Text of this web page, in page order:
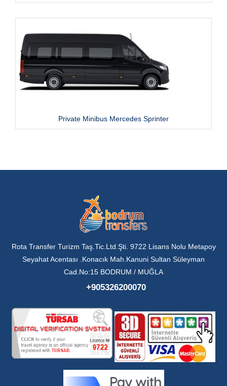
Private Minibus Mercedes Sprinter
Rota Transfer Turizm Taş.Tic.Ltd.Şti. 9722 Lisans Nolu Metapoy
Seyahat Acentası .Konacık Mah.Kanuni Sultan Süleyman
Cad.No:15 BODRUM / MUĞLA
+905326200070